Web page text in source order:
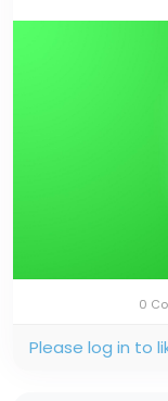
0
Please log in to